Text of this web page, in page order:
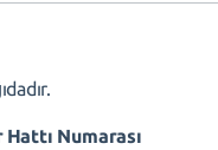
Numarası